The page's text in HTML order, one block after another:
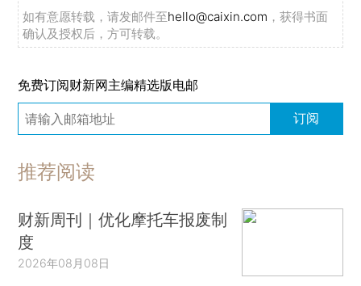
如有意愿转载，请发邮件至hello@caixin.com ，获得书面
确认及授权后，方可转载。
免费订阅财新网主编精选版电邮
订阅
推荐阅读
财新周刊｜优化摩托车报废制
度
2026年08月08日